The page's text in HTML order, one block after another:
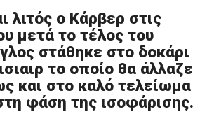
λιτός ο Κάρβερ στις
μετά το τέλος του
στάθηκε στο δοκάρι
το οποίο θα άλλαζε
και στο καλό τελείωμα
φάση της ισοφάρισης.